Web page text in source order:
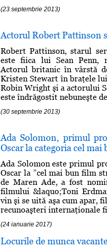
(23 septembrie 2013)
Actorul Robert Pattinson
Robert Pattinson, starul
este fiica lui Sean Penn,
Actorul britanic în vârstă
Kristen Stewart în braţele
Robin Wright şi a actorului
este îndrăgostit nebuneşte
(30 septembrie 2013)
Ada Solomon, primul
Oscar la categoria cel
Ada Solomon este primul
Oscar la ”cel mai bun film
de Maren Ade, a fost
filmului &laquo;Toni
vin şi se uită aşa cum apar,
recunoaşteri internaţionale
(24 ianuarie 2017)
Locurile de munca